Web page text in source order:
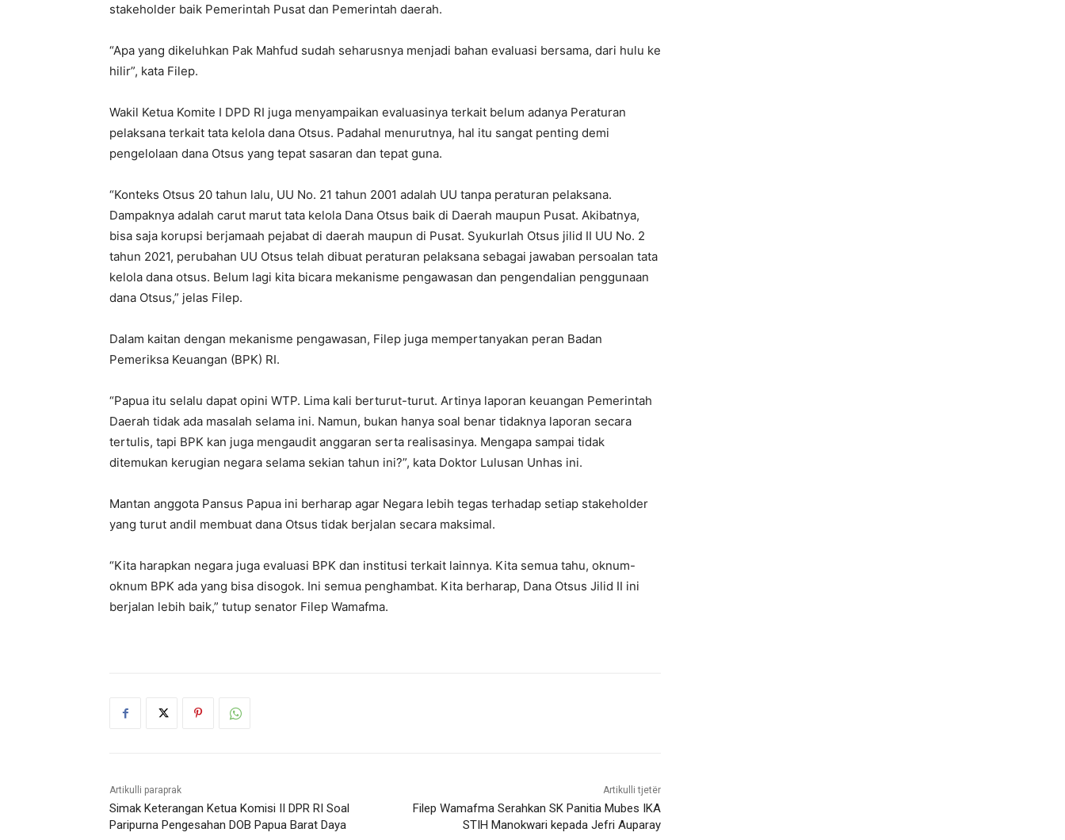
stakeholder baik Pemerintah Pusat dan Pemerintah daerah.
“Apa yang dikeluhkan Pak Mahfud sudah seharusnya menjadi bahan evaluasi bersama, dari hulu ke
hilir”, kata Filep.
Wakil Ketua Komite I DPD RI juga menyampaikan evaluasinya terkait belum adanya Peraturan
pelaksana terkait tata kelola dana Otsus. Padahal menurutnya, hal itu sangat penting demi
pengelolaan dana Otsus yang tepat sasaran dan tepat guna.
“Konteks Otsus 20 tahun lalu, UU No. 21 tahun 2001 adalah UU tanpa peraturan pelaksana.
Dampaknya adalah carut marut tata kelola Dana Otsus baik di Daerah maupun Pusat. Akibatnya,
bisa saja korupsi berjamaah pejabat di daerah maupun di Pusat. Syukurlah Otsus jilid II UU No. 2
tahun 2021, perubahan UU Otsus telah dibuat peraturan pelaksana sebagai jawaban persoalan tata
kelola dana otsus. Belum lagi kita bicara mekanisme pengawasan dan pengendalian penggunaan
dana Otsus,” jelas Filep.
Dalam kaitan dengan mekanisme pengawasan, Filep juga mempertanyakan peran Badan
Pemeriksa Keuangan (BPK) RI.
“Papua itu selalu dapat opini WTP. Lima kali berturut-turut. Artinya laporan keuangan Pemerintah
Daerah tidak ada masalah selama ini. Namun, bukan hanya soal benar tidaknya laporan secara
tertulis, tapi BPK kan juga mengaudit anggaran serta realisasinya. Mengapa sampai tidak
ditemukan kerugian negara selama sekian tahun ini?”, kata Doktor Lulusan Unhas ini.
Mantan anggota Pansus Papua ini berharap agar Negara lebih tegas terhadap setiap stakeholder
yang turut andil membuat dana Otsus tidak berjalan secara maksimal.
“Kita harapkan negara juga evaluasi BPK dan institusi terkait lainnya. Kita semua tahu, oknum-
oknum BPK ada yang bisa disogok. Ini semua penghambat. Kita berharap, Dana Otsus Jilid II ini
berjalan lebih baik,” tutup senator Filep Wamafma.
Artikulli paraprak
Simak Keterangan Ketua Komisi II DPR RI Soal
Paripurna Pengesahan DOB Papua Barat Daya
Artikulli tjetër
Filep Wamafma Serahkan SK Panitia Mubes IKA
STIH Manokwari kepada Jefri Auparay